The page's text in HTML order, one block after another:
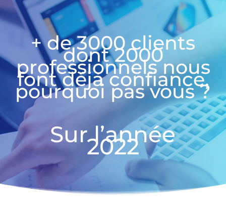
+ de 3000 clients
dont 2000
professionnels nous
font déjà confiance,
pourquoi pas vous ?
Sur l’année
2022